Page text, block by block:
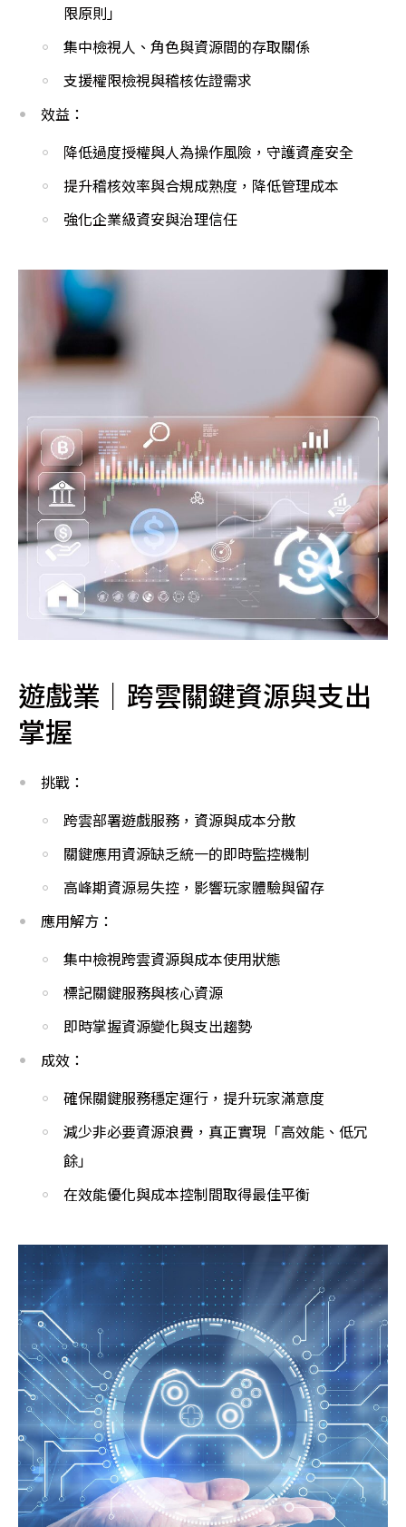
限原則」
集中檢視人、角色與資源間的存取關係
支援權限檢視與稽核佐證需求
效益：
降低過度授權與人為操作風險，守護資產安全
提升稽核效率與合規成熟度，降低管理成本
強化企業級資安與治理信任
遊戲業｜跨雲關鍵資源與支出
掌握
挑戰：
跨雲部署遊戲服務，資源與成本分散
關鍵應用資源缺乏統一的即時監控機制
高峰期資源易失控，影響玩家體驗與留存
應用解方：
集中檢視跨雲資源與成本使用狀態
標記關鍵服務與核心資源
即時掌握資源變化與支出趨勢
成效：
確保關鍵服務穩定運行，提升玩家滿意度
減少非必要資源浪費，真正實現「高效能、低冗
餘」
在效能優化與成本控制間取得最佳平衡